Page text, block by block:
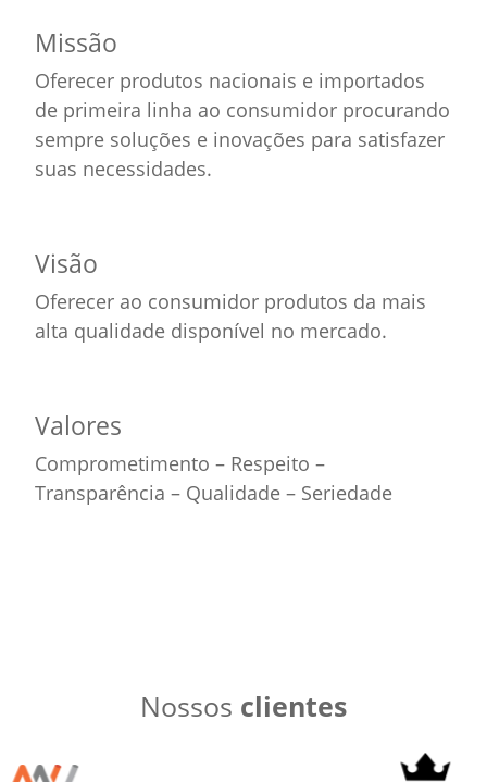
Missão
Oferecer produtos nacionais e importados
de primeira linha ao consumidor procurando
sempre soluções e inovações para satisfazer
suas necessidades.
Visão
Oferecer ao consumidor produtos da mais
alta qualidade disponível no mercado.
Valores
Comprometimento – Respeito –
Transparência – Qualidade – Seriedade
Nossos clientes